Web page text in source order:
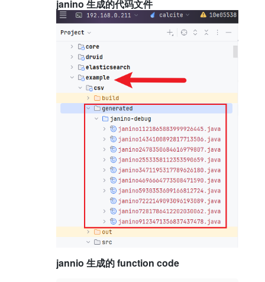
janino 生成的代码文件
jannio 生成的 function code